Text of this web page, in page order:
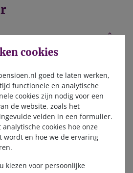
cookies
goed te laten werken,
functionele en analytische
cookies zijn nodig voor een
de website, zoals het
velden in een formulier.
cookies hoe onze
wordt en hoe we de ervaring
kiezen voor persoonlijke